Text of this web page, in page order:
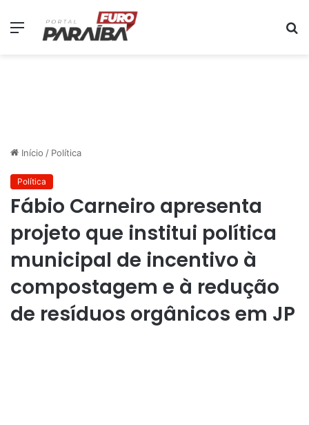
Menu
Início / Política
Política
Fábio Carneiro apresenta
projeto que institui política
municipal de incentivo à
compostagem e à redução
de resíduos orgânicos em JP